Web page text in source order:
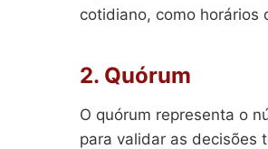
cotidiano, como horários
2. Quórum
O quórum representa o
para validar as decisões